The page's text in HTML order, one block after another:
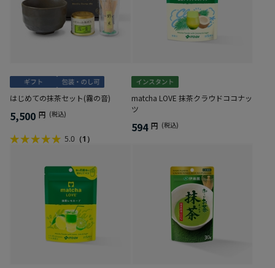
はじめての抹茶セット(霧の音)
5,500 円 (税込)
5.0 （1）
matcha LOVE 抹茶クラウドココナッ
ツ
594 円 (税込)